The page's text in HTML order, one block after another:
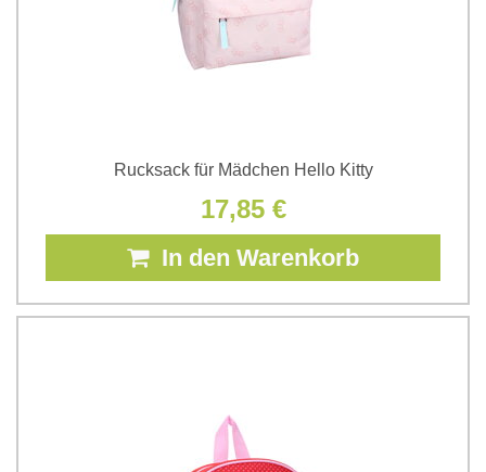
Rucksack für Mädchen Hello Kitty
17,85 €
In den Warenkorb